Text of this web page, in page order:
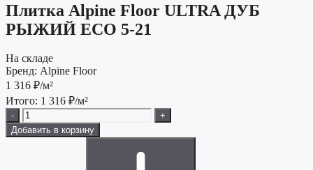
Плитка Alpine Floor ULTRA ДУБ
РЫЖИЙ ECO 5-21
На складе
Бренд: Alpine Floor
1 316 ₽/м²
Итого: 1 316 ₽/м²
-
+
Добавить в корзину